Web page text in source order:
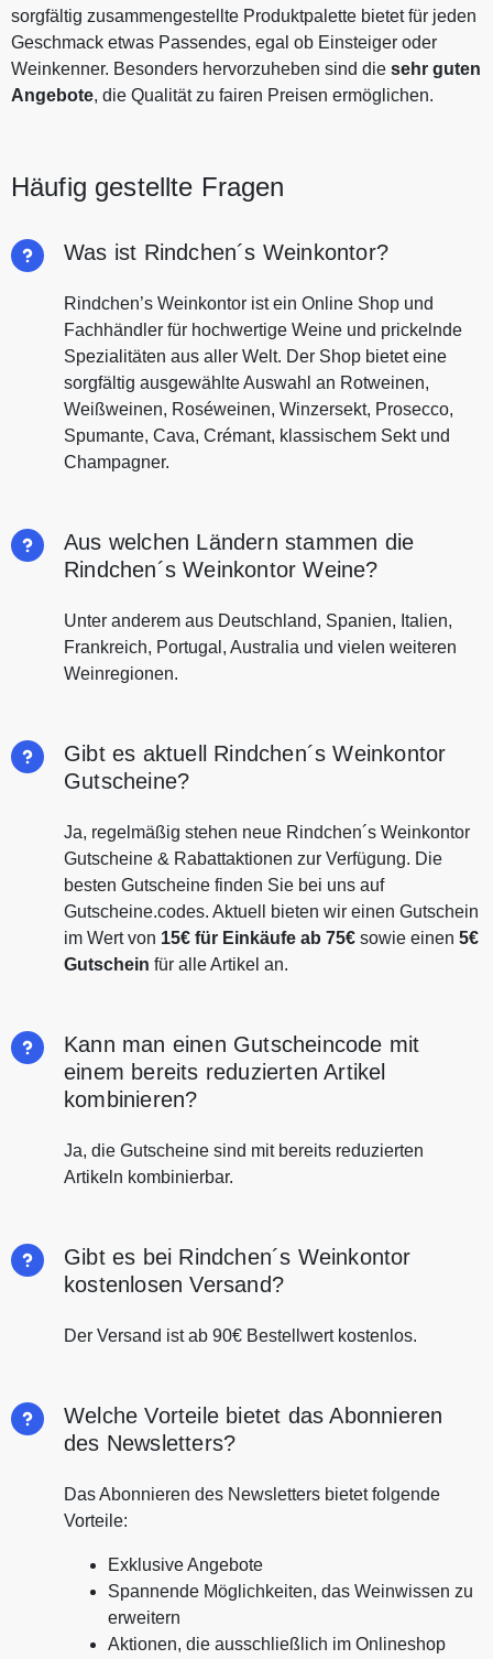
sorgfältig zusammengestellte Produktpalette bietet für jeden
Geschmack etwas Passendes, egal ob Einsteiger oder
Weinkenner. Besonders hervorzuheben sind die sehr guten
Angebote, die Qualität zu fairen Preisen ermöglichen.
Häufig gestellte Fragen
Was ist Rindchen´s Weinkontor?
Rindchen’s Weinkontor ist ein Online Shop und
Fachhändler für hochwertige Weine und prickelnde
Spezialitäten aus aller Welt. Der Shop bietet eine
sorgfältig ausgewählte Auswahl an Rotweinen,
Weißweinen, Roséweinen, Winzersekt, Prosecco,
Spumante, Cava, Crémant, klassischem Sekt und
Champagner.
Aus welchen Ländern stammen die
Rindchen´s Weinkontor Weine?
Unter anderem aus Deutschland, Spanien, Italien,
Frankreich, Portugal, Australia und vielen weiteren
Weinregionen.
Gibt es aktuell Rindchen´s Weinkontor
Gutscheine?
Ja, regelmäßig stehen neue Rindchen´s Weinkontor
Gutscheine & Rabattaktionen zur Verfügung. Die
besten Gutscheine finden Sie bei uns auf
Gutscheine.codes. Aktuell bieten wir einen Gutschein
im Wert von 15€ für Einkäufe ab 75€ sowie einen 5€
Gutschein für alle Artikel an.
Kann man einen Gutscheincode mit
einem bereits reduzierten Artikel
kombinieren?
Ja, die Gutscheine sind mit bereits reduzierten
Artikeln kombinierbar.
Gibt es bei Rindchen´s Weinkontor
kostenlosen Versand?
Der Versand ist ab 90€ Bestellwert kostenlos.
Welche Vorteile bietet das Abonnieren
des Newsletters?
Das Abonnieren des Newsletters bietet folgende
Vorteile:
Exklusive Angebote
Spannende Möglichkeiten, das Weinwissen zu
erweitern
Aktionen, die ausschließlich im Onlineshop